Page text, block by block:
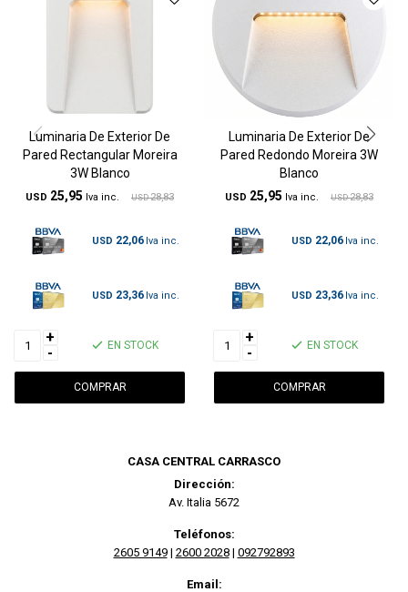
Luminaria De Exterior De
Pared Rectangular Moreira
3W Blanco
USD 25,95 USD 28,83
USD 22,06
USD 23,36
+
-
EN STOCK
Luminaria De Exterior De
Pared Redondo Moreira 3W
Blanco
USD 25,95 USD 28,83
USD 22,06
USD 23,36
+
-
EN STOCK
CASA CENTRAL CARRASCO
Dirección:
Av. Italia 5672
Teléfonos:
2605 9149| 2600 2028| 092792893
Email: